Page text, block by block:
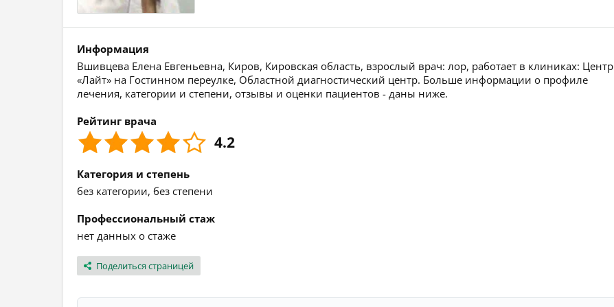
Информация
Вшивцева Елена Евгеньевна, Киров, Кировская область, взрослый врач: лор, работает в клиниках: Центр
«Лайт» на Гостинном переулке, Областной диагностический центр. Больше информации о профиле
лечения, категории и степени, отзывы и оценки пациентов - даны ниже.
Рейтинг врача
4.2
Категория и степень
без категории, без степени
Профессиональный стаж
нет данных о стаже
Поделиться страницей